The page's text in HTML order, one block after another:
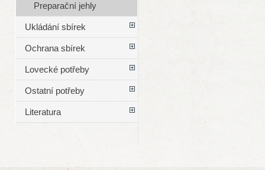
Preparační jehly
Ukládání sbírek
Ochrana sbírek
Lovecké potřeby
Ostatní potřeby
Literatura